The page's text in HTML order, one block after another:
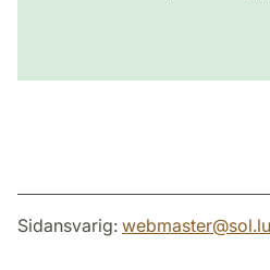
Sidansvarig: webmaster@sol.lu